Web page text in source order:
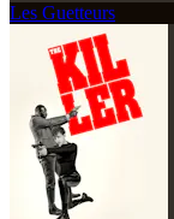
Les Guetteurs